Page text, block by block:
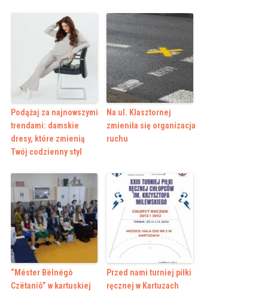
Podążaj za najnowszymi
trendami: damskie
dresy, które zmienią
Twój codzienny styl
Na ul. Klasztornej
zmieniła się organizacja
ruchu
“Méster Bëlnégò
Czëtaniô” w kartuskiej
Przed nami turniej piłki
ręcznej w Kartuzach